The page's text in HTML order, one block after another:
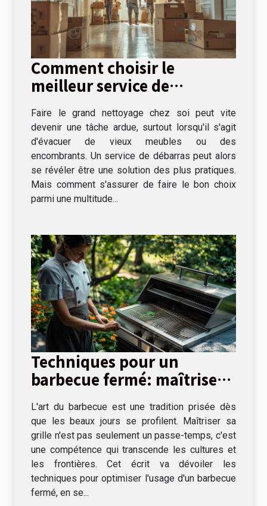
Comment choisir le
meilleur service de
débarras pour votre
domicile
Faire le grand nettoyage chez soi peut vite
devenir une tâche ardue, surtout lorsqu'il s'agit
d'évacuer de vieux meubles ou des
encombrants. Un service de débarras peut alors
se révéler être une solution des plus pratiques.
Mais comment s'assurer de faire le bon choix
parmi une multitude...
Techniques pour un
barbecue fermé: maîtriser
L'art du barbecue est une tradition prisée dès
que les beaux jours se profilent. Maîtriser sa
grille n'est pas seulement un passe-temps, c'est
une compétence qui transcende les cultures et
les frontières. Cet écrit va dévoiler les
techniques pour optimiser l'usage d'un barbecue
fermé, en se...